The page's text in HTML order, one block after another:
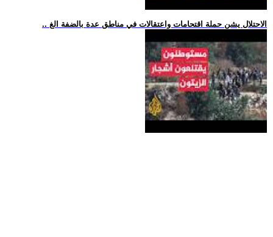
.. الاحتلال يشن حملة اقتحامات واعتقالات في مناطق عدة بالضفة الغ